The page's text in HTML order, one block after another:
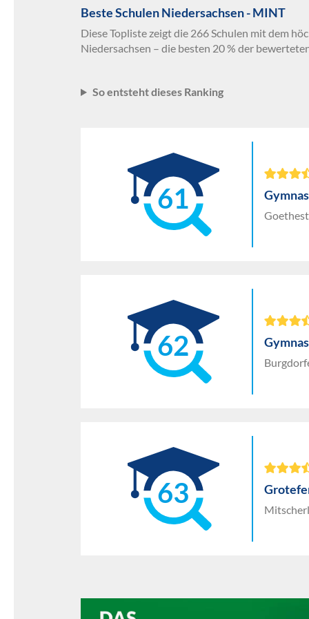
Beste Schulen Niedersachsen - MINT
Diese Topliste zeigt die 266 Schulen mit dem
Niedersachsen – die besten 20 % der
So entsteht dieses Ranking
61
62
63